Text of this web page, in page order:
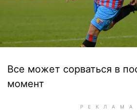
Все может сорваться в
момент